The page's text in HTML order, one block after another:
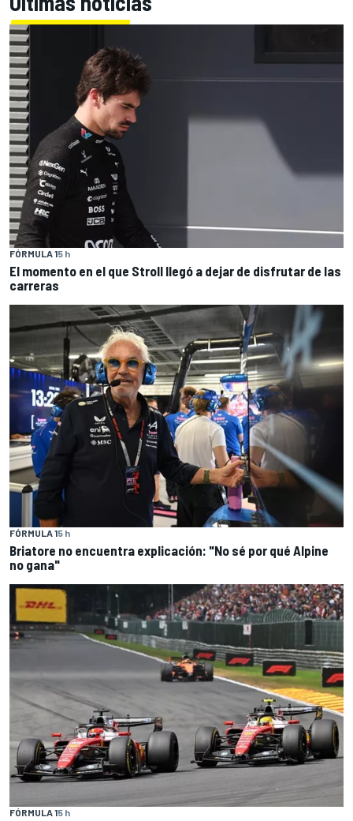
FÓRMULA 15 h
El momento en el que Stroll llegó a dejar de disfrutar de las
carreras
FÓRMULA 15 h
Briatore no encuentra explicación: "No sé por qué Alpine
no gana"
FÓRMULA 15 h